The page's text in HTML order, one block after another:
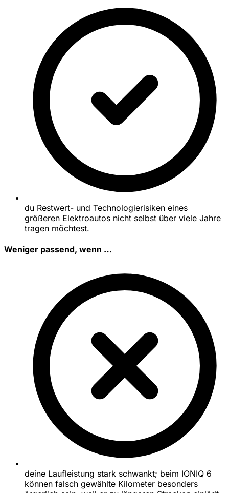
du Restwert- und Technologierisiken eines
größeren Elektroautos nicht selbst über viele Jahre
tragen möchtest.
Weniger passend, wenn …
deine Laufleistung stark schwankt; beim IONIQ 6
können falsch gewählte Kilometer besonders